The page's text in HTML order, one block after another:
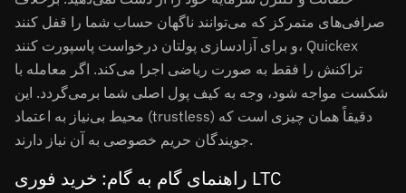
صرافی‌های متمرکز که می‌توانند ناگهان حساب شما را قفل کنند
و برای آزادسازی پولتان درخواست پاسپورت کنند، Quickex
تراکنش را فقط به صورت ریاضی اجرا می‌کند. اگر معامله با
شکست مواجه شود، وجه به کیف پول اصلی شما برمی‌گردد. این
محیط بی‌نیاز به اعتماد (trustless) دقیقاً همان چیزی است که
جویندگان حریم خصوصی به آن نیاز دارند.
راهنمای گام به گام: خرید فوری LTC